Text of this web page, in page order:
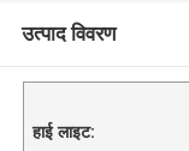
उत्पाद विवरण
हाई लाइट: